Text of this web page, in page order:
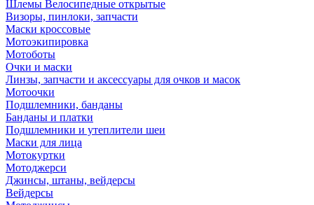
Шлемы Велосипедные открытые
Визоры, пинлоки, запчасти
Маски кроссовые
Мотоэкипировка
Мотоботы
Очки и маски
Линзы, запчасти и аксессуары для очков и масок
Мотоочки
Подшлемники, банданы
Банданы и платки
Подшлемники и утеплители шеи
Маски для лица
Мотокуртки
Мотоджерси
Джинсы, штаны, вейдерсы
Вейдерсы